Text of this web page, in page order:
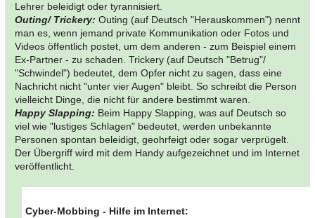
Lehrer beleidigt oder tyrannisiert.
Outing/ Trickery: Outing (auf Deutsch "Herauskommen") nennt
man es, wenn jemand private Kommunikation oder Fotos und
Videos öffentlich postet, um dem anderen - zum Beispiel einem
Ex-Partner - zu schaden. Trickery (auf Deutsch "Betrug"/
"Schwindel") bedeutet, dem Opfer nicht zu sagen, dass eine
Nachricht nicht "unter vier Augen" bleibt. So schreibt die Person
vielleicht Dinge, die nicht für andere bestimmt waren.
Happy Slapping: Beim Happy Slapping, was auf Deutsch so
viel wie "lustiges Schlagen" bedeutet, werden unbekannte
Personen spontan beleidigt, geohrfeigt oder sogar verprügelt.
Der Übergriff wird mit dem Handy aufgezeichnet und im Internet
veröffentlicht.
Cyber-Mobbing - Hilfe im Internet: